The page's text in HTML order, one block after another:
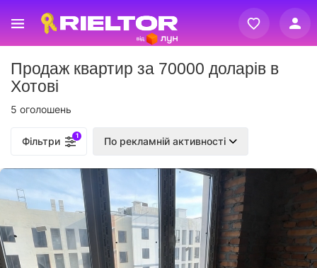
Реєстрація
Вхід
Продаж квартир за 70000 доларів в
Хотові
5 оголошень
Фільтри 1 По рекламній активності